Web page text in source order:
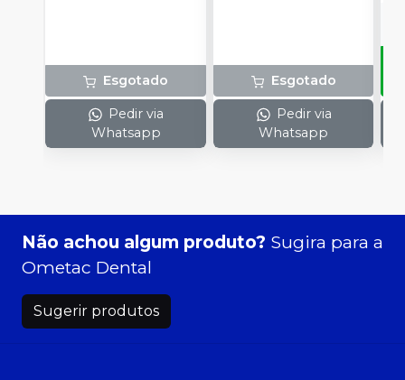
Esgotado
Pedir via
Whatsapp
Esgotado
Pedir via
Whatsapp
Não achou algum produto? Sugira para a
Ometac Dental
Sugerir produtos